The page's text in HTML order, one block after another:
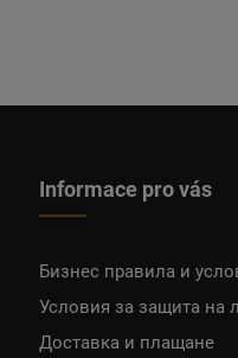
Informace pro vás
Бизнес правила и
Условия за защита на
Доставка и плащане